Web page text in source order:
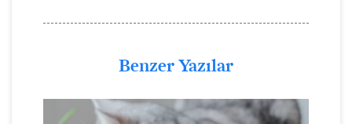
Benzer Yazılar